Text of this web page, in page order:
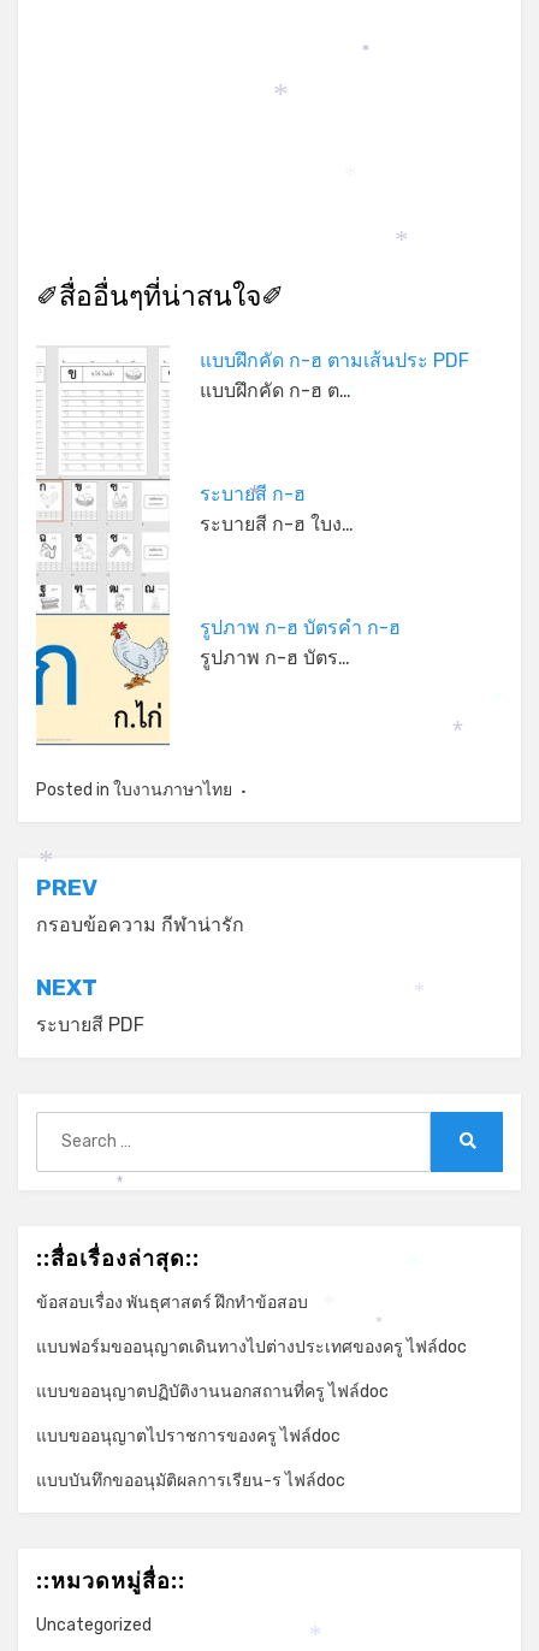
✐สื่ออื่นๆที่น่าสนใจ✐
แบบฝึกคัด ก-ฮ ตามเส้นประ PDF
แบบฝึกคัด ก-ฮ ต…
ระบายสี ก-ฮ
ระบายสี ก-ฮ ใบง…
รูปภาพ ก-ฮ บัตรคำ ก-ฮ
รูปภาพ ก-ฮ บัตร…
Posted in ใบงานภาษาไทย
แนะแนว
เรื่อง
PREV
กรอบข้อความ กีฬาน่ารัก
NEXT
ระบายสี PDF
for:
::สื่อเรื่องล่าสุด::
ข้อสอบเรื่อง พันธุศาสตร์ ฝึกทำข้อสอบ
แบบฟอร์มขออนุญาตเดินทางไปต่างประเทศของครู ไฟล์doc
แบบขออนุญาตปฏิบัติงานนอกสถานที่ครู ไฟล์doc
แบบขออนุญาตไปราชการของครู ไฟล์doc
แบบบันทึกขออนุมัติผลการเรียน-ร ไฟล์doc
::หมวดหมู่สื่อ::
Uncategorized
*
*
*
*
*